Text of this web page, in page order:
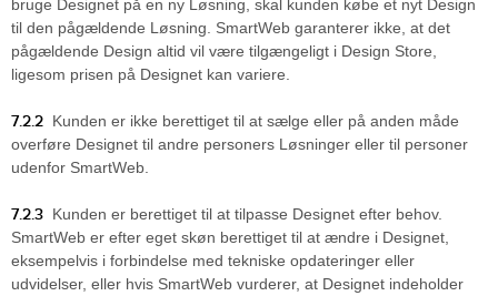
bruge Designet på en ny Løsning, skal kunden købe et nyt Design
til den pågældende Løsning. SmartWeb garanterer ikke, at det
pågældende Design altid vil være tilgængeligt i Design Store,
ligesom prisen på Designet kan variere.
7.2.2 Kunden er ikke berettiget til at sælge eller på anden måde
overføre Designet til andre personers Løsninger eller til personer
udenfor SmartWeb.
7.2.3 Kunden er berettiget til at tilpasse Designet efter behov.
SmartWeb er efter eget skøn berettiget til at ændre i Designet,
eksempelvis i forbindelse med tekniske opdateringer eller
udvidelser, eller hvis SmartWeb vurderer, at Designet indeholder